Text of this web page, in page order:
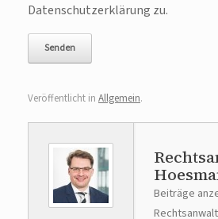
Datenschutzerklärung zu.
Veröffentlicht in Allgemein.
Beiträge